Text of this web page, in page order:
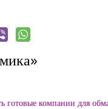
компании для